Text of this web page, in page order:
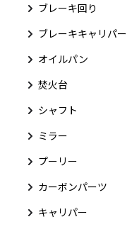
ブレーキ回り
ブレーキキャリパー
オイルパン
焚火台
シャフト
ミラー
プーリー
カーボンパーツ
キャリパー